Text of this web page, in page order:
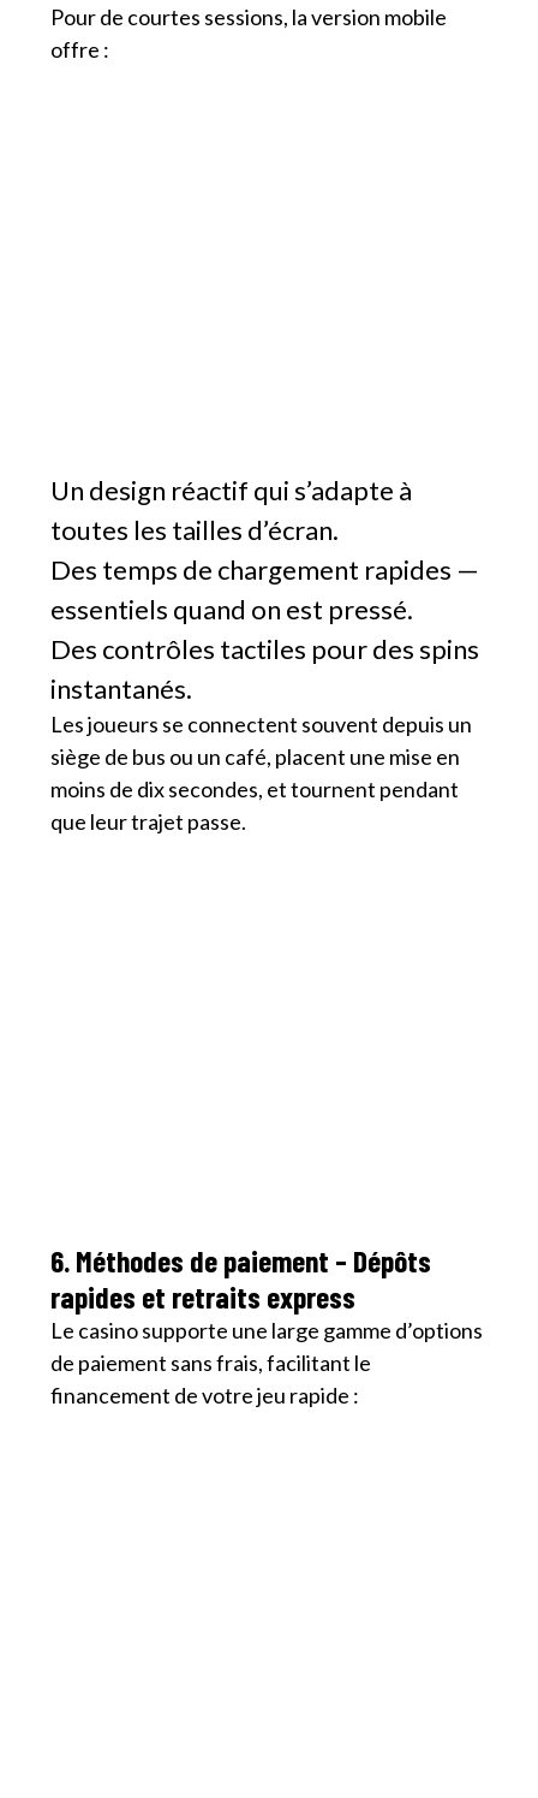
Pour de courtes sessions, la version mobile
offre :
Un design réactif qui s’adapte à
toutes les tailles d’écran.
Des temps de chargement rapides —
essentiels quand on est pressé.
Des contrôles tactiles pour des spins
instantanés.
Les joueurs se connectent souvent depuis un
siège de bus ou un café, placent une mise en
moins de dix secondes, et tournent pendant
que leur trajet passe.
6. Méthodes de paiement – Dépôts
rapides et retraits express
Le casino supporte une large gamme d’options
de paiement sans frais, facilitant le
financement de votre jeu rapide :